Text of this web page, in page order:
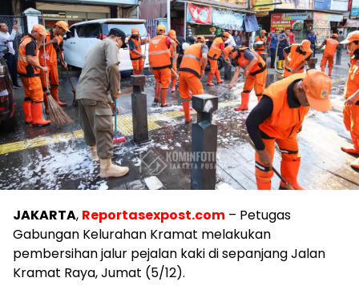
JAKARTA, Reportasexpost.com – Petugas
Gabungan Kelurahan Kramat melakukan
pembersihan jalur pejalan kaki di sepanjang Jalan
Kramat Raya, Jumat (5/12).